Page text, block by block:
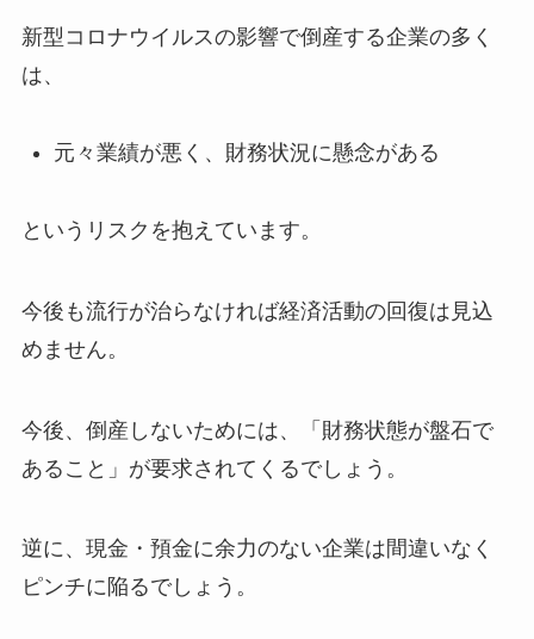
新型コロナウイルスの影響で倒産する企業の多く
は、
元々業績が悪く、財務状況に懸念がある
というリスクを抱えています。
今後も流行が治らなければ経済活動の回復は見込
めません。
今後、倒産しないためには、「財務状態が盤石で
あること」が要求されてくるでしょう。
逆に、現金・預金に余力のない企業は間違いなく
ピンチに陥るでしょう。